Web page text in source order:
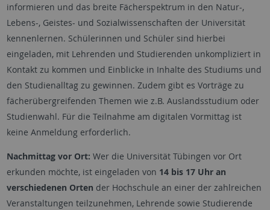
informieren und das breite Fächerspektrum in den Natur-,
Lebens-, Geistes- und Sozialwissenschaften der Universität
kennenlernen. Schülerinnen und Schüler sind hierbei
eingeladen, mit Lehrenden und Studierenden unkompliziert in
Kontakt zu kommen und Einblicke in Inhalte des Studiums und
den Studienalltag zu gewinnen. Zudem gibt es Vorträge zu
fächerübergreifenden Themen wie z.B. Auslandsstudium oder
Studienwahl. Für die Teilnahme am digitalen Vormittag ist
keine Anmeldung erforderlich.
Nachmittag vor Ort: Wer die Universität Tübingen vor Ort
erkunden möchte, ist eingeladen von 14 bis 17 Uhr an
verschiedenen Orten der Hochschule an einer der zahlreichen
Veranstaltungen teilzunehmen, Lehrende sowie Studierende